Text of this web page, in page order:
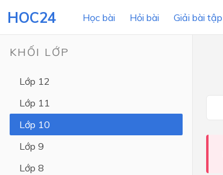
HOC24 Học bài Hỏi bài Giải bài tập
Lớp 12
Lớp 11
KHỐI LỚP
Lớp 12
Lớp 11
Lớp 10
Lớp 9
Lớp 8